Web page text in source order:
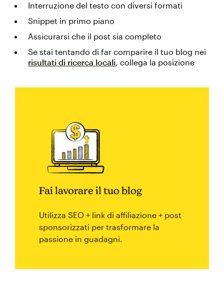
Interruzione del testo con diversi formati
Snippet in primo piano
Assicurarsi che il post sia completo
Se stai tentando di far comparire il tuo blog nei
risultati di ricerca locali, collega la posizione
Fai lavorare il tuo blog
Utilizza SEO + link di affiliazione + post
sponsorizzati per trasformare la
passione in guadagni.